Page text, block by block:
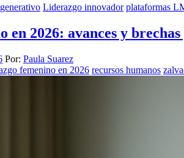
Liderazgo innovador plataformas
en 2026: avances y brechas
Por: Paula Suarez
femenino en 2026 recursos humanos